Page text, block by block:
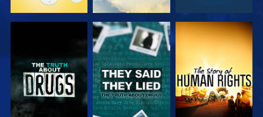
KIJK KIJK